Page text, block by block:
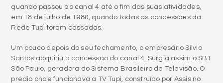
Um pouco depois do seu fechamento, o empresário Sílvio
Santos adquiriu a concessão do canal 4. Surgia assim o SBT
prédio onde funcionava a TV Tupi, construído por Assis no
alto do Avenida Sumaré, em São Paulo, abrigou entre 1990
e 2013 a velha MTV Brasil.